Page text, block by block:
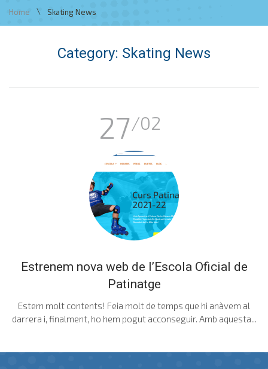
Home \ Skating News
Category: Skating News
27/02
Estrenem nova web de l’Escola Oficial de
Patinatge
Estem molt contents! Feia molt de temps que hi anàvem al
darrera i, finalment, ho hem pogut acconseguir. Amb aquesta...